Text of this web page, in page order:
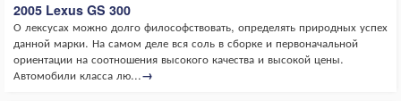
2005 Lexus GS 300
О лексусах можно долго философствовать, определять природных успех
данной марки. На самом деле вся соль в сборке и первоначальной
ориентации на соотношения высокого качества и высокой цены.
Автомобили класса лю...→